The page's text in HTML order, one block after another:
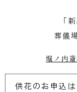
「
葬儀
堀ノ内
供花のお申込